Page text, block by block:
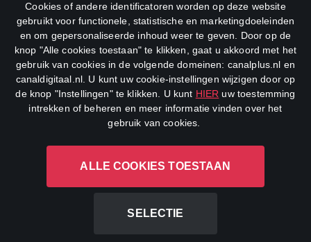
Cookies of andere identificatoren worden op deze website
gebruikt voor functionele, statistische en marketingdoeleinden
en om gepersonaliseerde inhoud weer te geven. Door op de
knop "Alle cookies toestaan" te klikken, gaat u akkoord met het
gebruik van cookies in de volgende domeinen: canalplus.nl en
canaldigitaal.nl. U kunt uw cookie-instellingen wijzigen door op
de knop "Instellingen" te klikken. U kunt HIER uw toestemming
intrekken of beheren en meer informatie vinden over het
gebruik van cookies.
ALLE COOKIES TOESTAAN
SELECTIE
Veronica
DreamWorks Channel
CANAL+ Luxembourg S. à r.l., Rue Albert Borschette 4, L-1246